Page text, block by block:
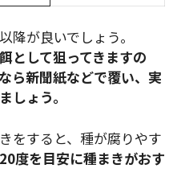
降が良いでしょう。
として狙ってきますの
ら新聞紙などで覆い、実
しょう。
をすると、種が腐りやす
20度を目安に種まきがおす